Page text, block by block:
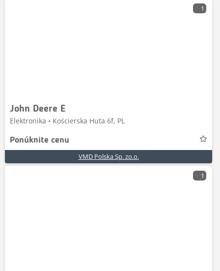
1
John Deere E
Elektronika • Kościerska Huta 6f, PL
Ponúknite cenu
VMD Polska Sp. zo.o.
1